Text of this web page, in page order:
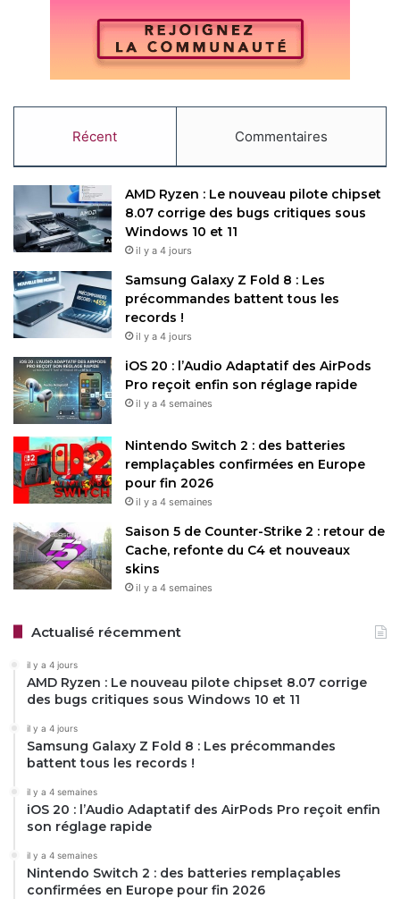
Récent Commentaires
AMD Ryzen : Le nouveau pilote chipset
8.07 corrige des bugs critiques sous
Windows 10 et 11
il y a 4 jours
Samsung Galaxy Z Fold 8 : Les
précommandes battent tous les
records !
il y a 4 jours
iOS 20 : l’Audio Adaptatif des AirPods
Pro reçoit enfin son réglage rapide
il y a 4 semaines
Nintendo Switch 2 : des batteries
remplaçables confirmées en Europe
pour fin 2026
il y a 4 semaines
Saison 5 de Counter-Strike 2 : retour de
Cache, refonte du C4 et nouveaux
skins
il y a 4 semaines
Actualisé récemment
il y a 4 jours
AMD Ryzen : Le nouveau pilote chipset 8.07 corrige
des bugs critiques sous Windows 10 et 11
il y a 4 jours
Samsung Galaxy Z Fold 8 : Les précommandes
battent tous les records !
il y a 4 semaines
iOS 20 : l’Audio Adaptatif des AirPods Pro reçoit enfin
son réglage rapide
il y a 4 semaines
Nintendo Switch 2 : des batteries remplaçables
confirmées en Europe pour fin 2026